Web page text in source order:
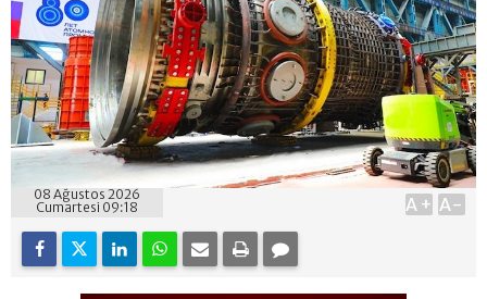
08 Ağustos 2026
Cumartesi 09:18
A+ A-